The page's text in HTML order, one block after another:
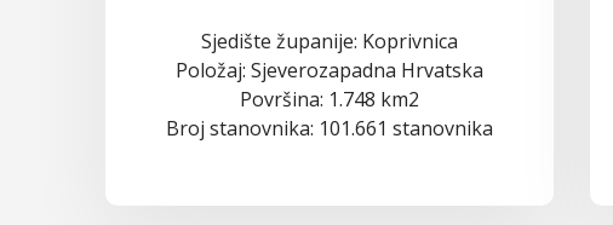
Sjedište županije: Koprivnica
Položaj: Sjeverozapadna Hrvatska
Površina: 1.748 km2
Broj stanovnika: 101.661 stanovnika